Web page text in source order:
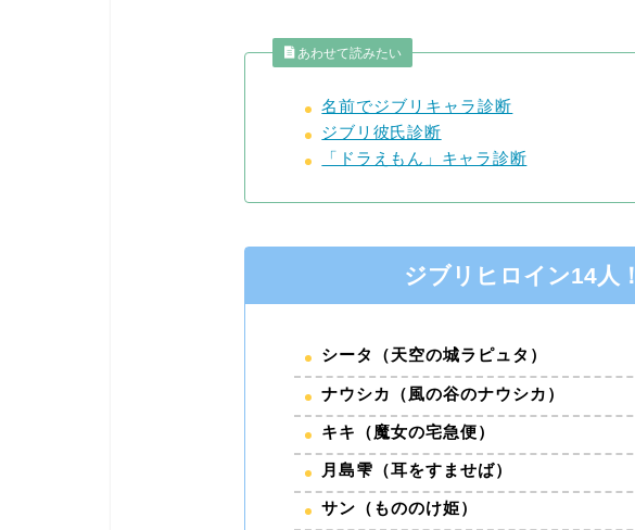
あわせて読みたい
名前でジブリキャラ診断
ジブリ彼氏診断
「ドラえもん」キャラ診断
ジブリヒロイン14人！
シータ（天空の城ラピュタ）
ナウシカ（風の谷のナウシカ）
キキ（魔女の宅急便）
月島雫（耳をすませば）
サン（もののけ姫）